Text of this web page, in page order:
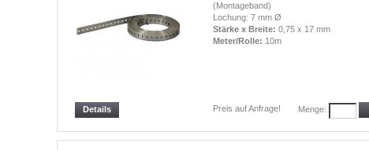
(Montageband)
Lochung: 7 mm Ø
Stärke x Breite: 0,75 x 17 mm
Meter/Rolle: 10m
Preis auf Anfrage! Menge:
Details